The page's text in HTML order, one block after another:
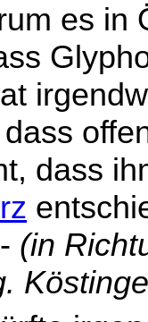
es in
dass
(in